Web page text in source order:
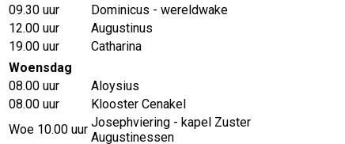
09.30 uur
Dominicus - wereldwake
12.00 uur
Augustinus
19.00 uur
Catharina
Woensdag
08.00 uur
Aloysius
08.00 uur
Klooster Cenakel
Woe 10.00 uur Josephviering - kapel Zuster
Augustinessen